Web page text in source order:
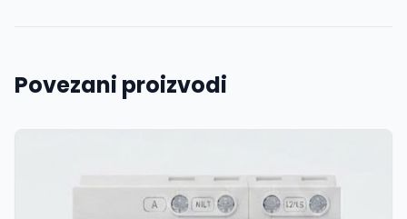
Povezani proizvodi